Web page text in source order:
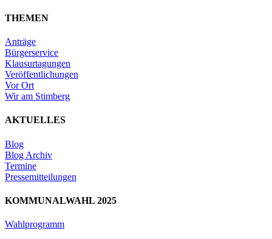
THEMEN
Anträge
Bürgerservice
Klausurtagungen
Veröffentlichungen
Vor Ort
Wir am Stimberg
AKTUELLES
Blog
Blog Archiv
Termine
Pressemitteilungen
KOMMUNALWAHL 2025
Wahlprogramm